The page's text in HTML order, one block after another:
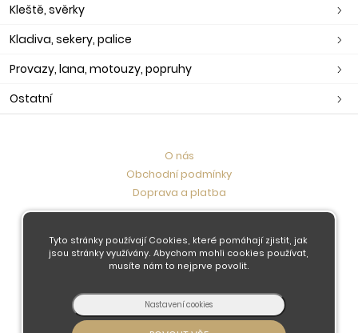
Kleště, svěrky
Kladiva, sekery, palice
Provazy, lana, motouzy, popruhy
Ostatní
O nás
Obchodní podmínky
Doprava a platba
© 2026 - Developed by Insion Liberec
Tyto stránky používají Cookies, které pomáhají zjistit, jak
jsou stránky využívány. Abychom mohli cookies používat,
musíte nám to nejprve povolit.